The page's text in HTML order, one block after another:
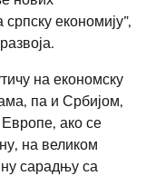
економију”,
на економску
па и Србијом,
ако се
на великом
сарадњу са